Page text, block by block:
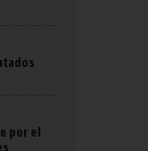
por el